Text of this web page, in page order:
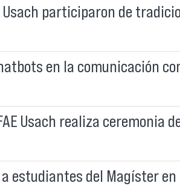
participaron de
en la comunicación
Usach realiza ceremonia
estudiantes del Magíster